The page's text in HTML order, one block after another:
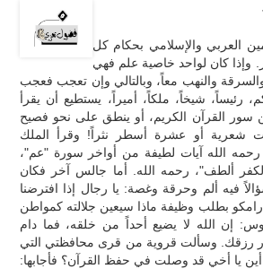
العربي والإسلامي بحكام كل
وإذا كان لواحد خاصية علم فهي
والنهب معاً، وبالتالي وإن تعجب فعجب
رئيساً، شيخاً، ملكاً، أميراً، يستطيع أن يقرأ
القرآن الكريم، أو ينطق على نحو فصيح
شعرية أو عشرة أسطر نثراً! وقرأ الملك
الله آيات لطيفة من أواخر سورة "عم"،
ألطف"، رحمه الله. أما جالس آخر فكان
فيه ألم وحرقة وغصة: يا رجال إذا افترضنا
بطلب وظيفة ماذا سيعين جلالته كمواطن
إن الله لا يضيع أحداً من خلقه، فما دام
رزقك. وسألت قروية من قرى محافظتي التي
يا أخي قد وصلت في حفظ القرآن؟ فأجابها: